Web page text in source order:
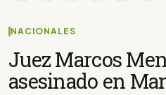
NACIONALES
Juez Marcos
asesinado en